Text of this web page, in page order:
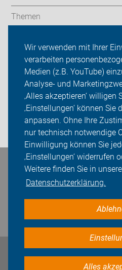
Wir verwenden mit Ihrer
verarbeiten
Medien (z.B. YouTube)
Analyse- und
‚Alles akzeptieren‘ willigen
‚Einstellungen‘ können Sie
anpassen. Ohne Ihre
nur technisch notwendige
Einwilligung können Sie
‚Einstellungen‘ widerrufen
Weitere finden Sie in
Datenschutzerklärung.
Alles
Themen
ADFC Heidenheim
Sei dabei
Presse
Login
Bleiben Sie in Kontakt